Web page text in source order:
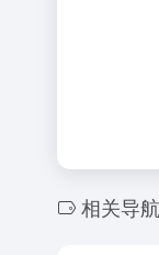
相关导航